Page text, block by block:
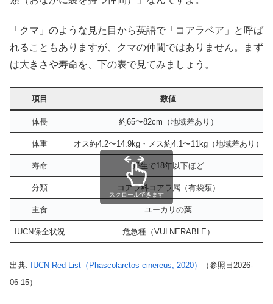
「クマ」のような見た目から英語で「コアラベア」と呼ば
れることもありますが、クマの仲間ではありません。まず
は大きさや寿命を、下の表で見てみましょう。
項目 数値
体長 約65〜82cm（地域差あり）
体重 オス約4.2〜14.9kg・メス約4.1〜11kg（地域差あり）
寿命 野生で18年以下ほど
分類 コアラ科コアラ属（有袋類）
主食 ユーカリの葉
IUCN保全状況 危急種（VULNERABLE）
スクロールできます
出典: IUCN Red List（Phascolarctos cinereus, 2020）
（参照日2026-
06-15）